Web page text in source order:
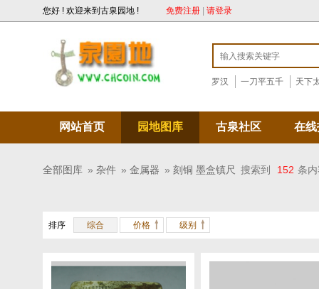
您好 ! 欢迎来到古泉园地 ! 免费注册 请登录
罗汉 一刀平五千 天下
网站首页 园地图库 古泉社区 在
全部图库 » 杂件 » 金属器 » 刻铜 墨盒镇尺 搜索到 152 条
排序 综合 价格 级别